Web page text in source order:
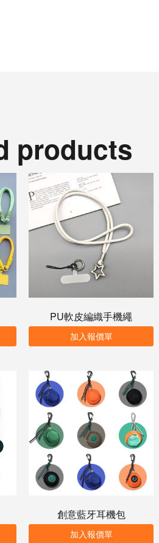
products
PU軟皮編織手機繩
加入報價單
創意藍牙耳機包
加入報價單